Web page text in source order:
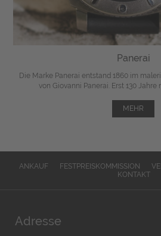
Panerai
Die Marke Panerai entstand 1860 im
von Giovanni Panerai. Erst 130 Jahre
MEHR
ANKAUF FESTPREISKOMMISSION
KONTAKT
Adresse